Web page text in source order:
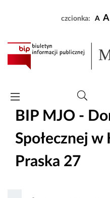
czcionka: A A
BIP MJO -
Społecznej
Praska 27